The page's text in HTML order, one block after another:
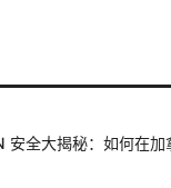
全大揭秘：如何在